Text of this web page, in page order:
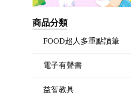
商品分類
FOOD超人多重點讀筆
電子有聲書
益智教具